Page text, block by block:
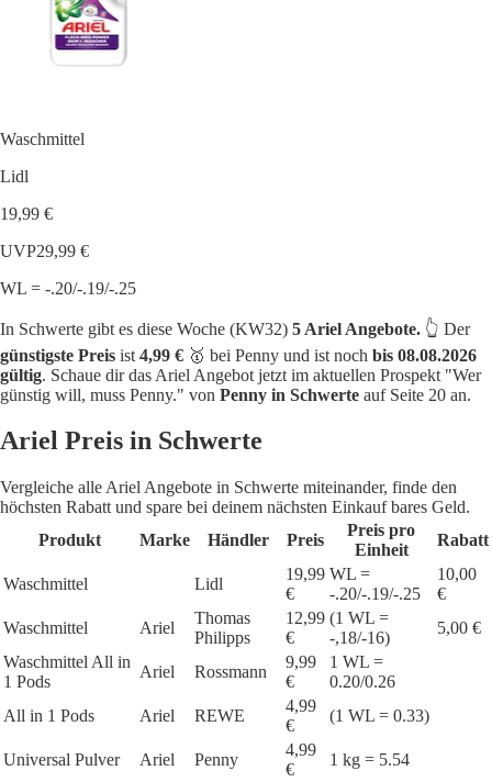
Waschmittel
Lidl
19,99 €
UVP29,99 €
WL = -.20/-.19/-.25
In Schwerte gibt es diese Woche (KW32) 5 Ariel Angebote. 👆 Der
günstigste Preis ist 4,99 € 🥇 bei Penny und ist noch bis 08.08.2026
gültig. Schaue dir das Ariel Angebot jetzt im aktuellen Prospekt "Wer
günstig will, muss Penny." von Penny in Schwerte auf Seite 20 an.
Ariel Preis in Schwerte
Vergleiche alle Ariel Angebote in Schwerte miteinander, finde den
höchsten Rabatt und spare bei deinem nächsten Einkauf bares Geld.
Produkt
Marke Händler Preis
Preis pro
Einheit
Rabatt
Waschmittel Lidl
19,99
€
WL =
-.20/-.19/-.25
10,00
€
Waschmittel
Ariel
Thomas
Philipps
12,99
€
(1 WL =
-,18/-16)
5,00 €
Waschmittel All in
1 Pods
Ariel Rossmann
9,99
€
1 WL =
0.20/0.26
All in 1 Pods
Ariel REWE
4,99
€
(1 WL = 0.33)
Universal Pulver Ariel Penny
4,99
€
1 kg = 5.54